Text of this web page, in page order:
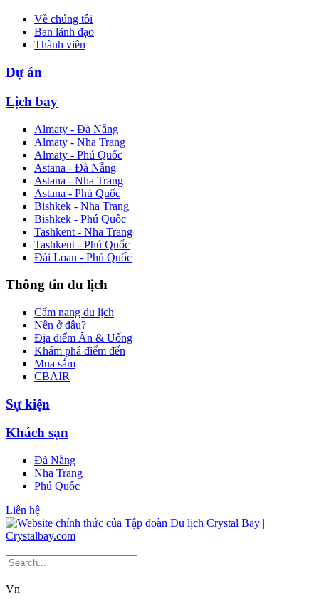
Về chúng tôi
Ban lãnh đạo
Thành viên
Dự án
Lịch bay
Almaty - Đà Nẵng
Almaty - Nha Trang
Almaty - Phú Quốc
Astana - Đà Nẵng
Astana - Nha Trang
Astana - Phú Quốc
Bishkek - Nha Trang
Bishkek - Phú Quốc
Tashkent - Nha Trang
Tashkent - Phú Quốc
Đài Loan - Phú Quốc
Thông tin du lịch
Cẩm nang du lịch
Nên ở đâu?
Địa điểm Ăn & Uống
Khám phá điểm đến
Mua sắm
CBAIR
Sự kiện
Khách sạn
Đà Nẵng
Nha Trang
Phú Quốc
Liên hệ
Vn